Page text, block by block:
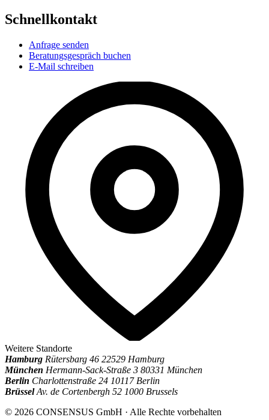
Schnellkontakt
Anfrage senden
Beratungsgespräch buchen
E-Mail schreiben
Weitere Standorte
Hamburg Rütersbarg 46 22529 Hamburg
München Hermann-Sack-Straße 3 80331 München
Berlin Charlottenstraße 24 10117 Berlin
Brüssel Av. de Cortenbergh 52 1000 Brussels
© 2026 CONSENSUS GmbH · Alle Rechte vorbehalten